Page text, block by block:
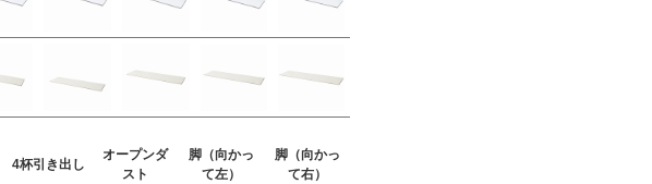
4杯引き出し
オープンダ
スト
脚（向かっ
て左）
脚（向かっ
て右）